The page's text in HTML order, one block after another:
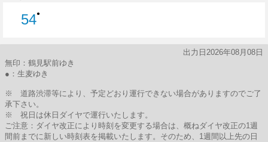
54●
出力日2026年08月08日
無印：鶴見駅前ゆき
●：生麦ゆき
※ 道路渋滞等により、予定どおり運行できない場合がありますのでご了
承下さい。
※ 祝日は休日ダイヤで運行いたします。
ご注意：ダイヤ改正により時刻を変更する場合は、概ねダイヤ改正の1週
間前までに新しい時刻表を掲載いたします。そのため、1週間以上先の日